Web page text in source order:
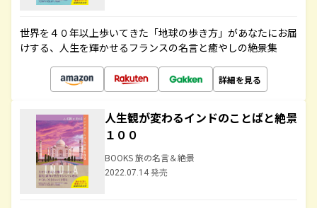
世界を４０年以上歩いてきた「地球の歩き方」があなたにお届
けする、人生を輝かせるフランスの名言と癒やしの絶景集
詳細を見る
人生観が変わるインドのことばと絶景
１００
BOOKS 旅の名言＆絶景
2022.07.14 発売